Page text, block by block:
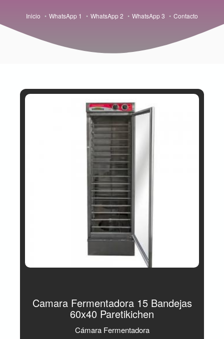
Inicio WhatsApp 1 WhatsApp 2 WhatsApp 3 Contacto
Camara Fermentadora 15 Bandejas
60x40 Paretikichen
Cámara Fermentadora